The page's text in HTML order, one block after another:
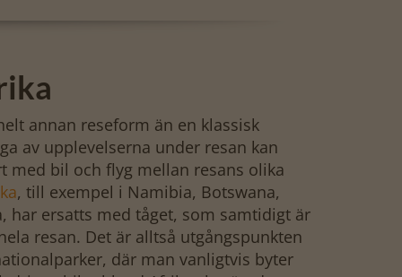
annan reseform än en klassisk
av upplevelserna under resan kan
med bil och flyg mellan resans olika
, till exempel i Namibia, Botswana,
har ersatts med tåget, som samtidigt är
resan. Det är alltså utgångspunkten
där man vanligtvis byter